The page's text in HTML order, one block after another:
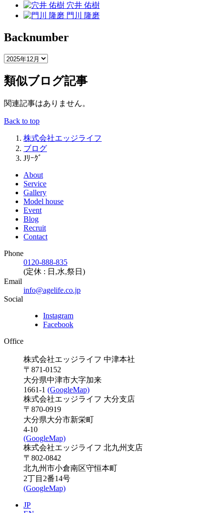
穴井 佑樹
門川 隆磨
Backnumber
類似ブログ記事
関連記事はありません。
Back to top
株式会社エッジライフ
ブログ
Jﾘｰｸﾞ
About
Service
Gallery
Model house
Event
Blog
Recruit
Contact
Phone
0120-888-835
(定休 : 日,水,祭日)
Email
info@agelife.co.jp
Social
Instagram
Facebook
Office
株式会社エッジライフ 中津本社
〒871-0152
大分県中津市大字加来
1661-1 (GoogleMap)
株式会社エッジライフ 大分支店
〒870-0919
大分県大分市新栄町
4-10
(GoogleMap)
株式会社エッジライフ 北九州支店
〒802-0842
北九州市小倉南区守恒本町
2丁目2番14号
(GoogleMap)
JP